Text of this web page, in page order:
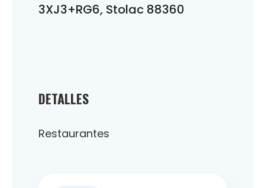
DETALLES
Restaurantes
3XJ3+RG6, Stolac 88360